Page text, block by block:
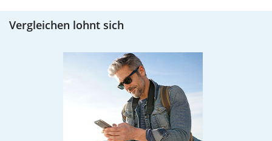
Vergleichen lohnt sich